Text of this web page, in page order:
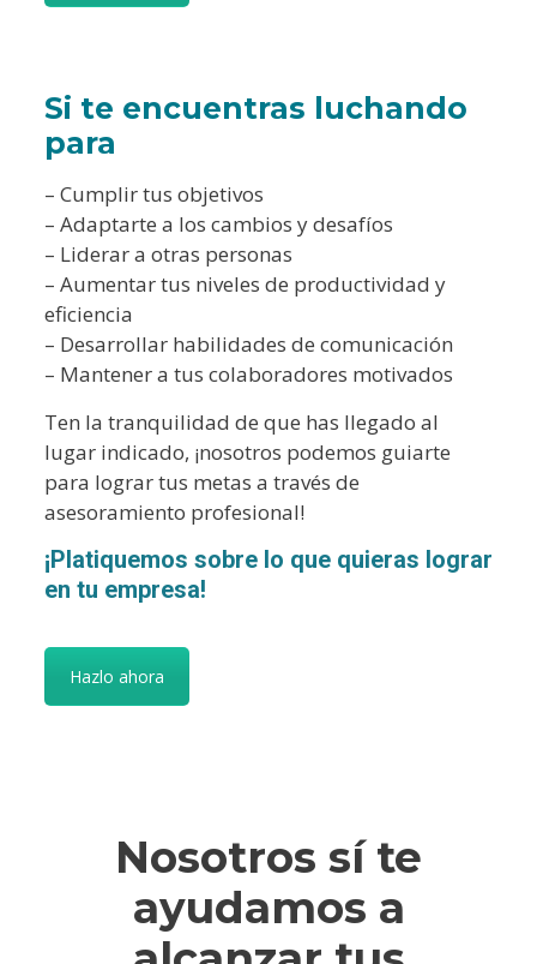
Si te encuentras luchando
para
– Cumplir tus objetivos
– Adaptarte a los cambios y desafíos
– Liderar a otras personas
– Aumentar tus niveles de productividad y
eficiencia
– Desarrollar habilidades de comunicación
– Mantener a tus colaboradores motivados
Ten la tranquilidad de que has llegado al
lugar indicado, ¡nosotros podemos guiarte
para lograr tus metas a través de
asesoramiento profesional!
¡Platiquemos sobre lo que quieras lograr
en tu empresa!
Hazlo ahora
Nosotros sí te
ayudamos a